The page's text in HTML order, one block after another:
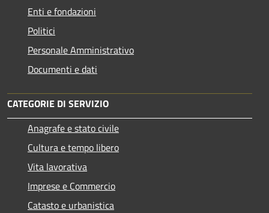
Enti e fondazioni
Politici
Personale Amministrativo
Documenti e dati
CATEGORIE DI SERVIZIO
Anagrafe e stato civile
Cultura e tempo libero
Vita lavorativa
Imprese e Commercio
Catasto e urbanistica